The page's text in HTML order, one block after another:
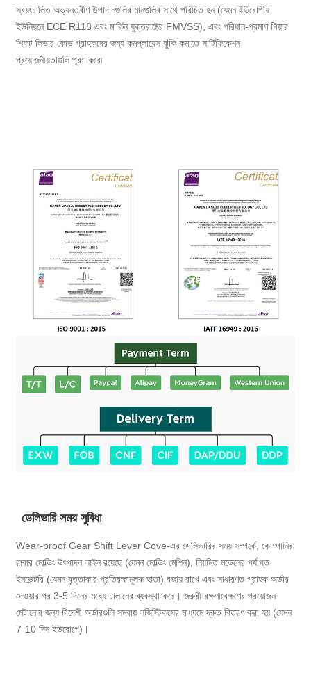
স্বয়ংচালিত অভ্যন্তরীণ উপাদানগুলির মানগুলির সাথে পরিচিত হন (যেমন ইউরোপীয়
ইউনিয়নে ECE R118 এবং মার্কিন যুক্তরাষ্ট্রে FMVSS), এবং পরিধান-প্রমাণ গিয়ার
শিফট লিভার কোভ গ্রাহকদের জন্য কমপ্লায়েন্স ঝুঁকি কমাতে সার্টিফিকেশন
প্রয়োজনীয়তাগুলি পূরণ করে৷
ডেলিভারি সময় সুবিধা
Wear-proof Gear Shift Lever Cove-এর ডেলিভারির সময় সম্পর্কে, কোম্পানির
রাবার মোল্ডিং উৎপাদন লাইন রয়েছে (যেমন মোল্ডিং মেশিন), নিয়মিত মডেলের পর্যাপ্ত
ইনভেন্টরি (যেমন বৃত্তাকার প্রতিরক্ষামূলক হাতা) বজায় রাখে এবং সাধারণত গ্রাহক অর্ডার
দেওয়ার পর 3-5 দিনের মধ্যে চালানের ব্যবস্থা করে। জরুরী রক্ষণাবেক্ষণের প্রয়োজন
মেটানোর জন্য বিদেশী অর্ডারগুলি সমবায় লজিস্টিকসের মাধ্যমে দ্রুত বিতরণ করা হয় (যেমন
7-10 দিন ইউরোপে)।